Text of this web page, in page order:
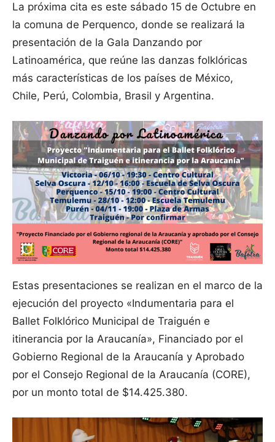
La próxima cita es este sábado 15 de Octubre en
la comuna de Perquenco, donde se realizará la
presentación de la Gala Danzando por
Latinoamérica, que reúne las danzas folklóricas
más características de los países de México,
Chile, Perú, Colombia, Brasil y Argentina.
Estas presentaciones se realizan en el marco de la
ejecución del proyecto «Indumentaria para el
Ballet Folklórico Municipal de Traiguén e
itinerancia por la Araucanía», Financiado por el
Gobierno Regional de la Araucanía y Aprobado
por el Consejo Regional de la Araucanía (CORE),
por un monto total de $14.425.380.